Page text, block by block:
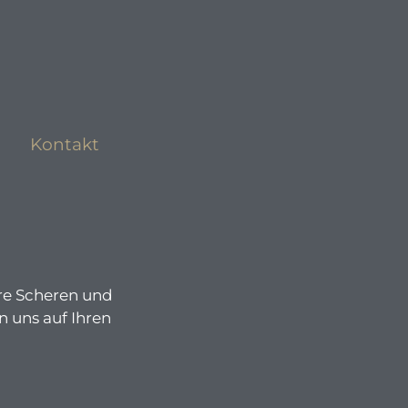
Kontakt
Scheren und
uns auf Ihren